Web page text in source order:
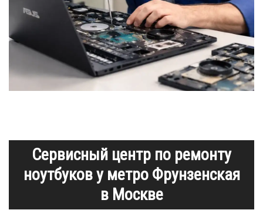
Сервисный центр по ремонту
ноутбуков у метро Фрунзенская
в Москве